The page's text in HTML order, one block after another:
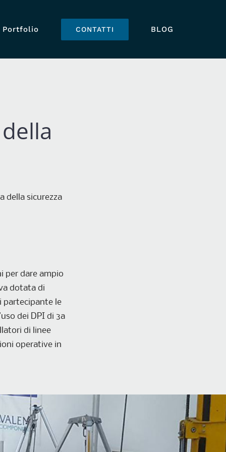
Portfolio CONTATTI BLOG
della sicurezza
per dare ampio
dotata di
partecipante le
dei DPI di 3a
di linee
operative in